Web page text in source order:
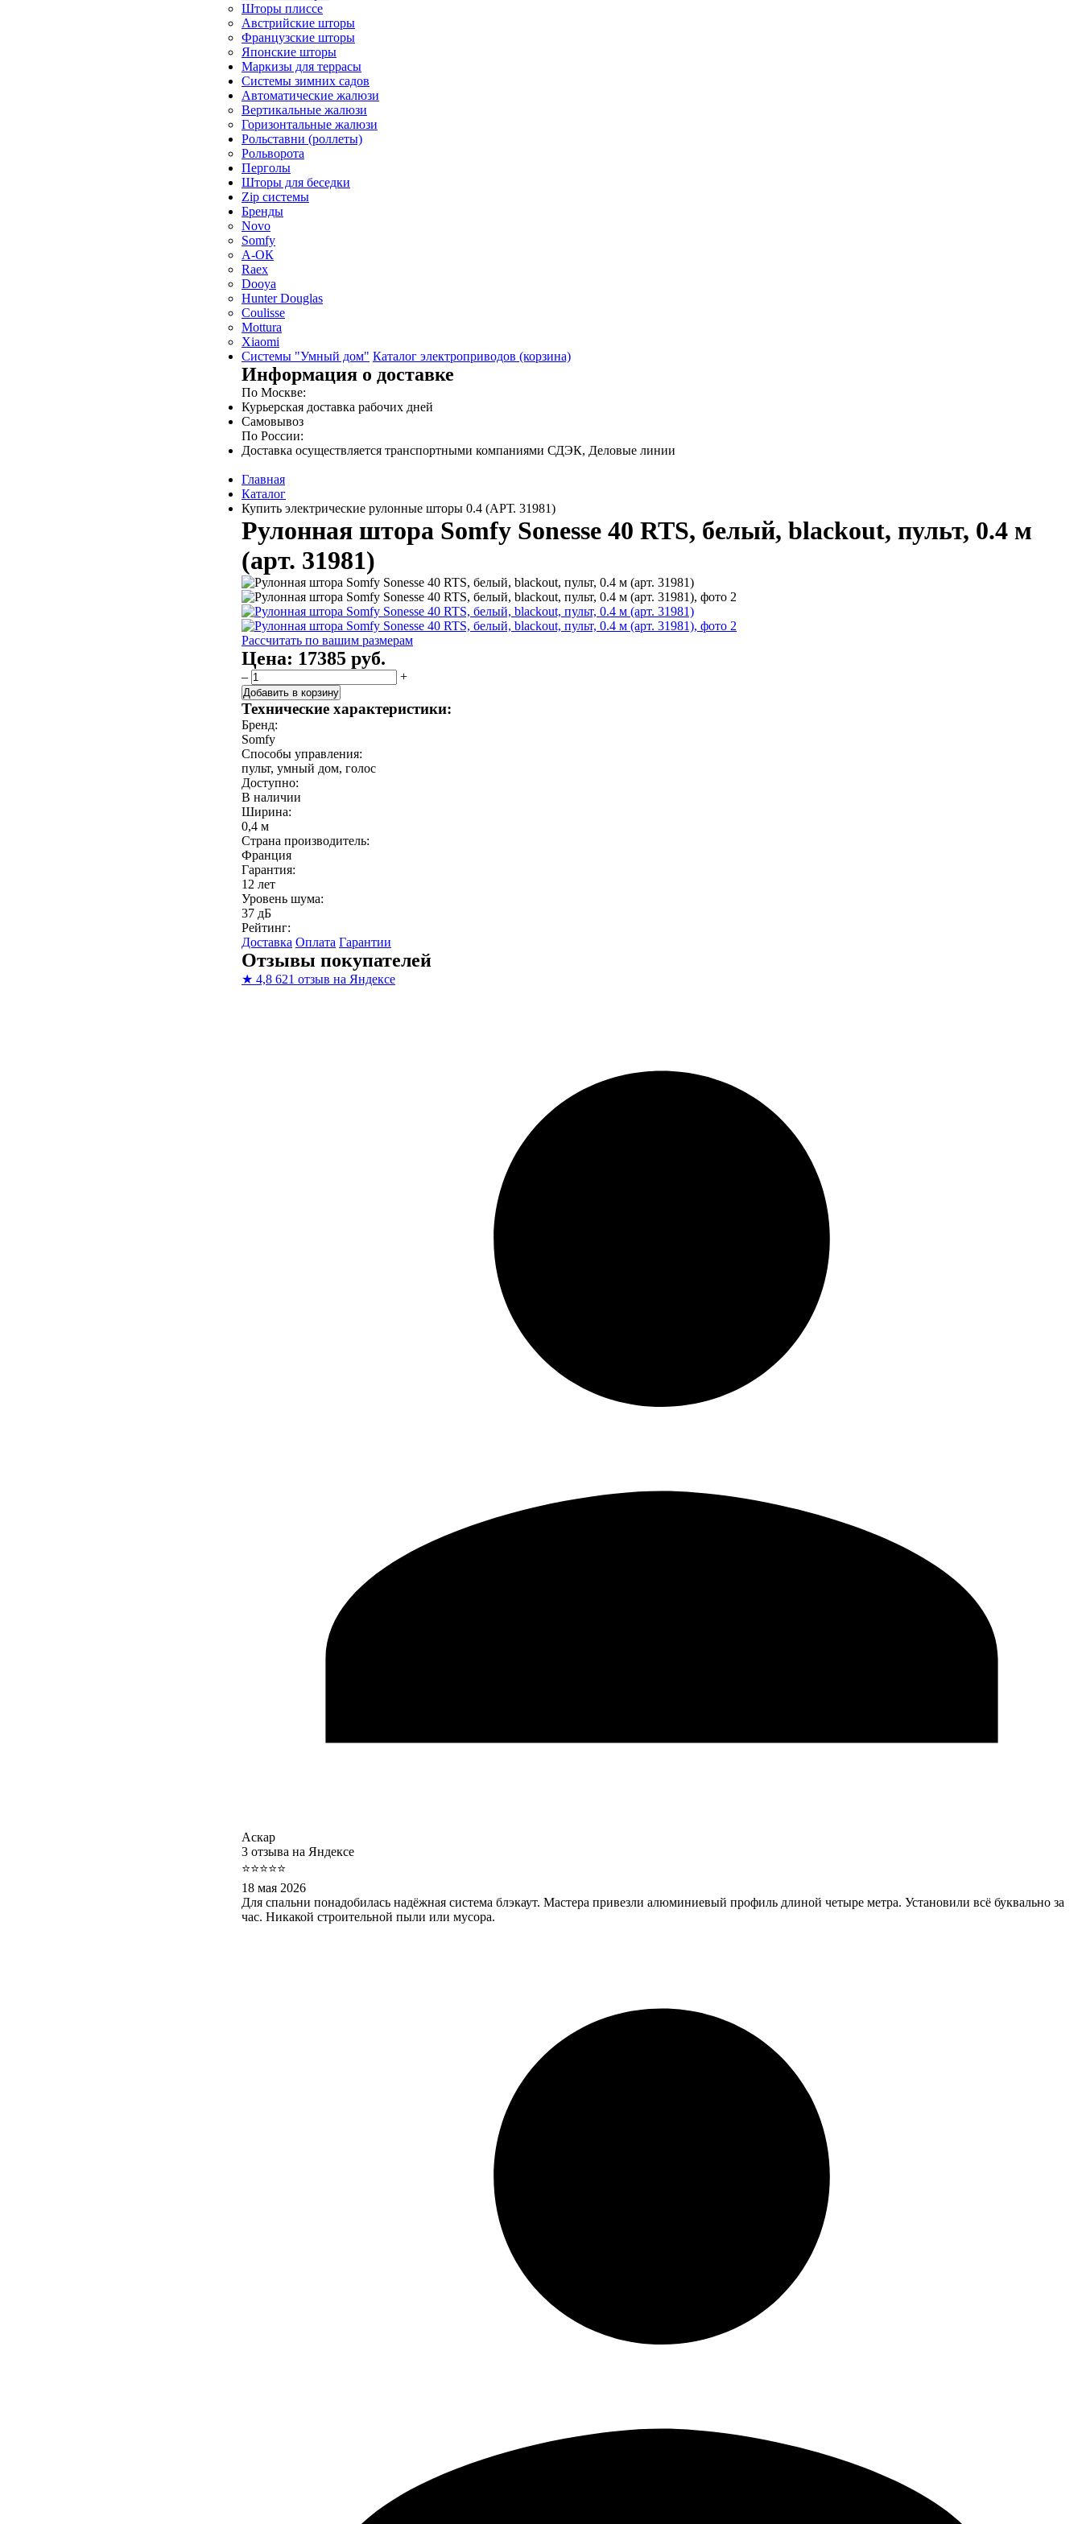
Шторы плиссе
Австрийские шторы
Французские шторы
Японские шторы
Маркизы для террасы
Системы зимних садов
Автоматические жалюзи
Вертикальные жалюзи
Горизонтальные жалюзи
Рольставни (роллеты)
Рольворота
Перголы
Шторы для беседки
Zip системы
Бренды
Novo
Somfy
А-ОК
Raex
Dooya
Hunter Douglas
Coulisse
Mottura
Xiaomi
Системы "Умный дом" Каталог электроприводов (корзина)
Информация о доставке
По Москве:
Курьерская доставка рабочих дней
Самовывоз
По России:
Доставка осуществляется транспортными компаниями СДЭК, Деловые линии
Главная
Каталог
Купить электрические рулонные шторы 0.4 (АРТ. 31981)
Рулонная штора Somfy Sonesse 40 RTS, белый, blackout, пульт, 0.4 м
(арт. 31981)
Рассчитать по вашим размерам
Цена: 17385 руб.
– +
Добавить в корзину
Технические характеристики:
Бренд:
Somfy
Способы управления:
пульт, умный дом, голос
Доступно:
В наличии
Ширина:
0,4 м
Страна производитель:
Франция
Гарантия:
12 лет
Уровень шума:
37 дБ
Рейтинг:
Доставка Оплата Гарантии
Отзывы покупателей
★ 4,8 621 отзыв на Яндексе
Аскар
3 отзыва на Яндексе
⭐⭐⭐⭐⭐
18 мая 2026
Для спальни понадобилась надёжная система блэкаут. Мастера привезли алюминиевый профиль длиной четыре метра. Установили всё буквально за
час. Никакой строительной пыли или мусора.